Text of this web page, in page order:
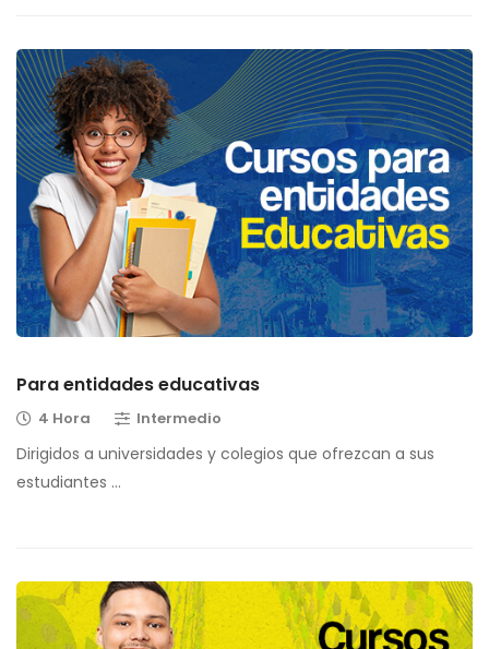
Para entidades educativas
4 Hora Intermedio
Dirigidos a universidades y colegios que ofrezcan a sus
estudiantes …